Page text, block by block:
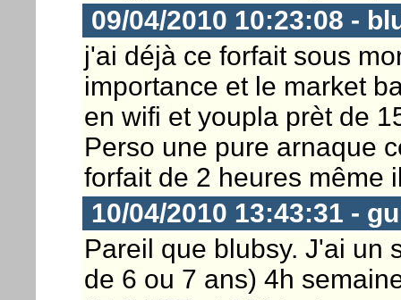
09/04/2010 10:23:08 -
j'ai déjà ce forfait sous
importance et le market
en wifi et youpla prèt de
Perso une pure arnaque
forfait de 2 heures même
10/04/2010 13:43:31 -
Pareil que blubsy. J'ai un
de 6 ou 7 ans) 4h